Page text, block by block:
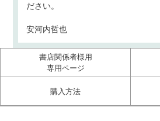
ださい。
安河内哲也
書店関係者様用
専用ページ
購入方法